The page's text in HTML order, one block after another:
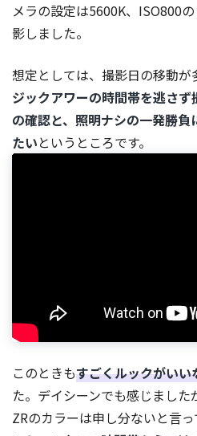
メラの設定は5600K、ISO800
影しました。
想定としては、撮影日の移動が
ジックアワーの時間帯を逃さ
の確認と、照明ナシの一発勝
たいというところです。
このときもすごくルックがい
た。デイシーンでも感じまし
ZRのカラーは申し分ないと言っ